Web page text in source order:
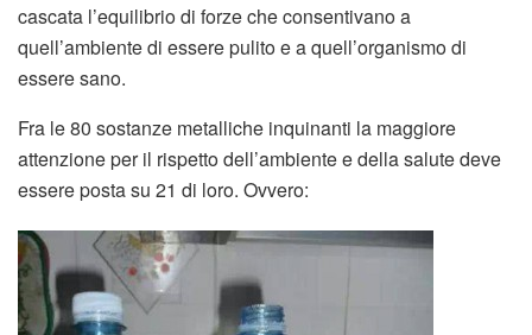
cascata l’equilibrio di forze che consentivano a
quell’ambiente di essere pulito e a quell’organismo di
essere sano.
Fra le 80 sostanze metalliche inquinanti la maggiore
attenzione per il rispetto dell’ambiente e della salute deve
essere posta su 21 di loro. Ovvero: